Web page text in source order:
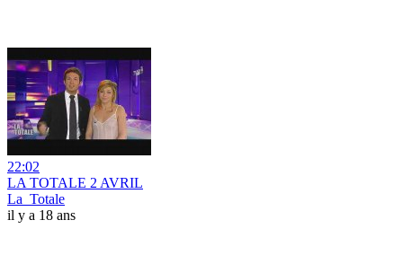
22:02
LA TOTALE 2 AVRIL
La_Totale
il y a 18 ans